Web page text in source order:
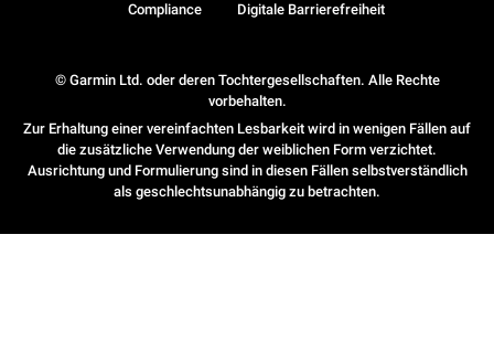
© Garmin Ltd. oder deren Tochtergesellschaften. Alle Rechte
vorbehalten.
Zur Erhaltung einer vereinfachten Lesbarkeit wird in wenigen Fällen auf
die zusätzliche Verwendung der weiblichen Form verzichtet.
Ausrichtung und Formulierung sind in diesen Fällen selbstverständlich
als geschlechtsunabhängig zu betrachten.
Compliance Digitale Barrierefreiheit